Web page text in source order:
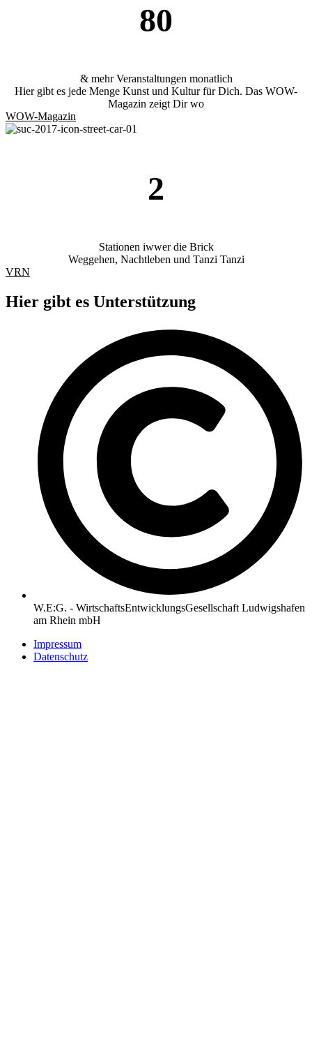
80
& mehr Veranstaltungen monatlich
Hier gibt es jede Menge Kunst und Kultur für Dich. Das WOW-
Magazin zeigt Dir wo
WOW-Magazin
2
Stationen iwwer die Brick
Weggehen, Nachtleben und Tanzi Tanzi
VRN
Hier gibt es Unterstützung
W.E:G. - WirtschaftsEntwicklungsGesellschaft Ludwigshafen
am Rhein mbH
Impressum
Datenschutz